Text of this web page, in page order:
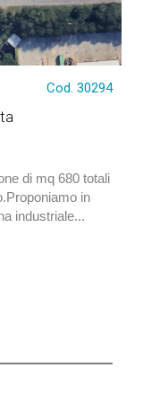
Cod. 30294
di mq 680 totali
in
industriale...